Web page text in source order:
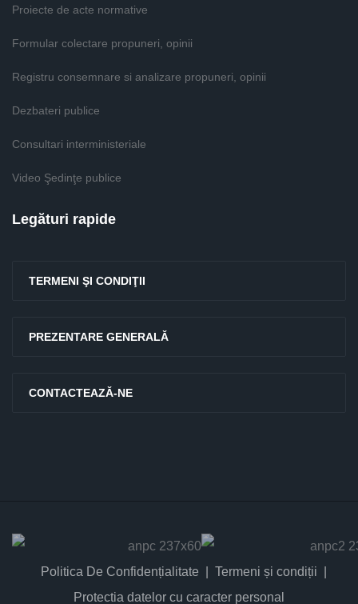
Proiecte de acte normative
Formular colectare propuneri, opinii
Registru consemnare si analizare propuneri, opinii
Dezbateri publice
Consultari interministeriale
Video Şedinţe publice
Legături rapide
TERMENI ŞI CONDIŢII
PREZENTARE GENERALĂ
CONTACTEAZĂ-NE
Politica De Confidențialitate
Termeni și condiții
Protectia datelor cu caracter personal